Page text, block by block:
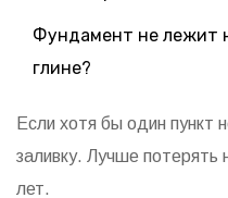
Фундамент не лежит
глине?
Если хотя бы один пункт
заливку. Лучше
лет.